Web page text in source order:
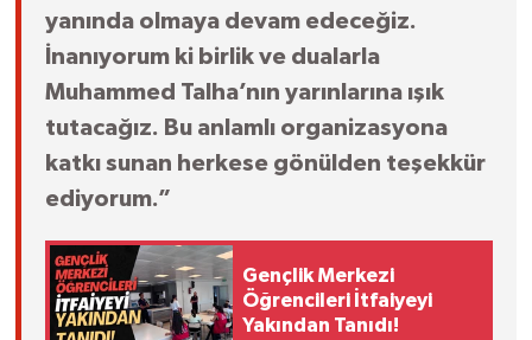
yanında olmaya devam edeceğiz.
İnanıyorum ki birlik ve dualarla
Muhammed Talha’nın yarınlarına ışık
tutacağız. Bu anlamlı organizasyona
katkı sunan herkese gönülden teşekkür
ediyorum.”
Gençlik Merkezi
Öğrencileri İtfaiyeyi
Yakından Tanıdı!